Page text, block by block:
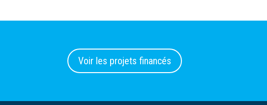
Voir les projets financés